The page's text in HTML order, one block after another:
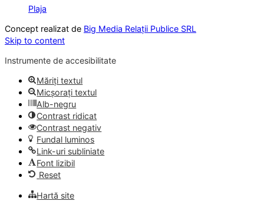
Plaja
Concept realizat de Big Media Relații Publice SRL
Skip to content
Instrumente de accesibilitate
Măriți textul
Micșorați textul
Alb-negru
Contrast ridicat
Contrast negativ
Fundal luminos
Link-uri subliniate
Font lizibil
Reset
Hartă site